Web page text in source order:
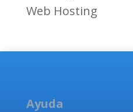
Web Hosting
Ayuda